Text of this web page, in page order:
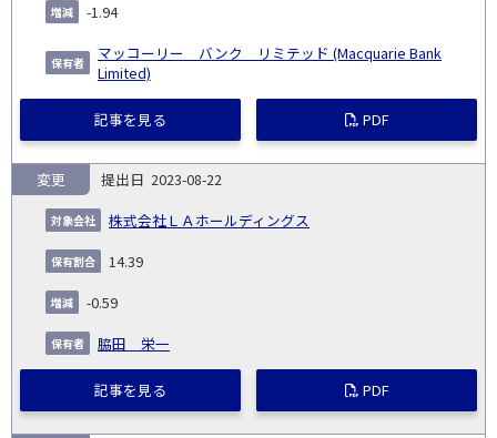
-1.94
マッコーリー バンク リミテッド (Macquarie Bank
Limited)
記事を見る PDF
2023-08-22
株式会社ＬＡホールディングス
変更
14.39
-0.59
脇田 栄一
記事を見る PDF